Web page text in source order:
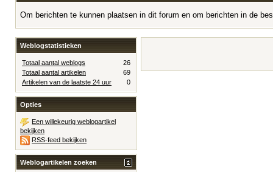
Om berichten te kunnen plaatsen in dit forum en om berichten in de
Weblogstatistieken
Totaal aantal weblogs
26
Totaal aantal artikelen
69
Artikelen van de laatste 24 uur
0
Opties
Een willekeurig weblogartikel
bekijken
RSS-feed bekijken
Weblogartikelen zoeken